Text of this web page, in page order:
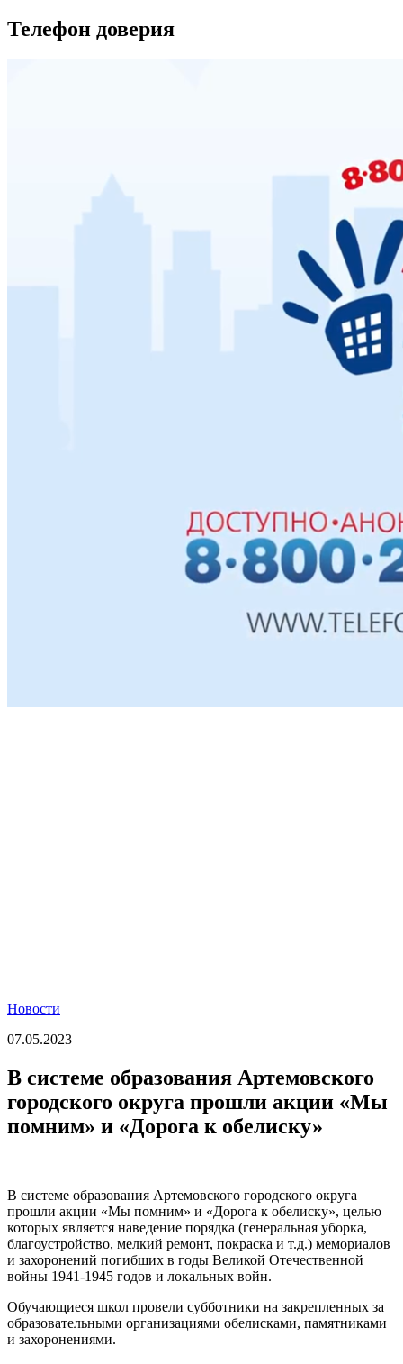
Телефон доверия
Новости
07.05.2023
В системе образования Артемовского
городского округа прошли акции «Мы
помним» и «Дорога к обелиску»
В системе образования Артемовского городского округа
прошли акции «Мы помним» и «Дорога к обелиску», целью
которых является наведение порядка (генеральная уборка,
благоустройство, мелкий ремонт, покраска и т.д.) мемориалов
и захоронений погибших в годы Великой Отечественной
войны 1941-1945 годов и локальных войн.
Обучающиеся школ провели субботники на закрепленных за
образовательными организациями обелисками, памятниками
и захоронениями.